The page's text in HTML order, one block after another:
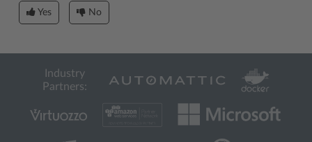
Yes No
Industry
Partners: